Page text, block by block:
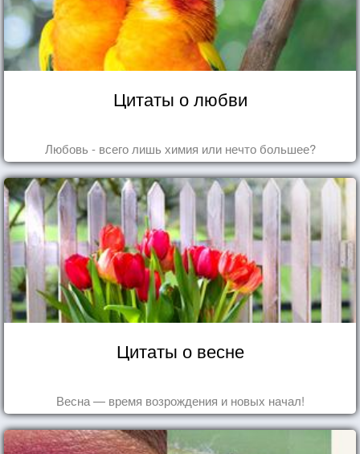
Цитаты о любви
Любовь - всего лишь химия или нечто большее?
Цитаты о весне
Весна — время возрождения и новых начал!